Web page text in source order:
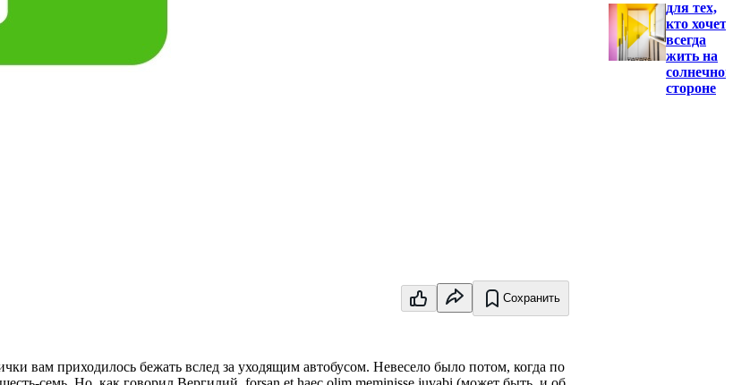
Сохранить
для тех,
кто хочет
всегда
жить на
солнечной
стороне
вам приходилось бежать вслед за уходящим автобусом. Невесело было потом, когда по